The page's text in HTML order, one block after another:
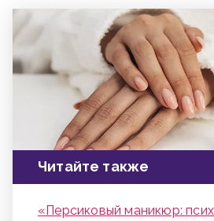
Читайте также
«Персиковый маникюр: